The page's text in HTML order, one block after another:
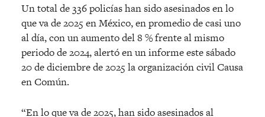
Un total de 336 policías han sido asesinados en lo
que va de 2025 en México, en promedio de casi uno
al día, con un aumento del 8 % frente al mismo
periodo de 2024, alertó en un informe este sábado
20 de diciembre de 2025 la organización civil Causa
en Común.
“En lo que va de 2025, han sido asesinados al